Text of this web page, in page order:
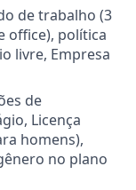
de trabalho (3
office), política
livre, Empresa
de
Licença
homens),
no plano